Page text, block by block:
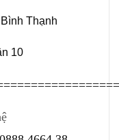
Thạnh
10